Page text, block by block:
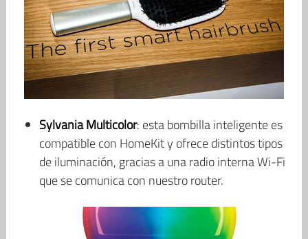
Sylvania Multicolor: esta bombilla inteligente es
compatible con HomeKit y ofrece distintos tipos
de iluminación, gracias a una radio interna Wi-Fi
que se comunica con nuestro router.